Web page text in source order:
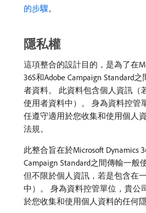
的步驟。
隱私權
這項整合的設計目的，是為了在
365和Adobe Campaign Standard
者資料。 此資料包含個人資訊（
使用者資料中）。 身為資料控管
任遵守適用於您收集和使用個人
法規。
此整合旨在於Microsoft Dynamics
Campaign Standard之間傳輸一般
但不限於個人資訊，若是包含在
中）。 身為資料控管單位，貴公
於您收集和使用個人資料的任何隱